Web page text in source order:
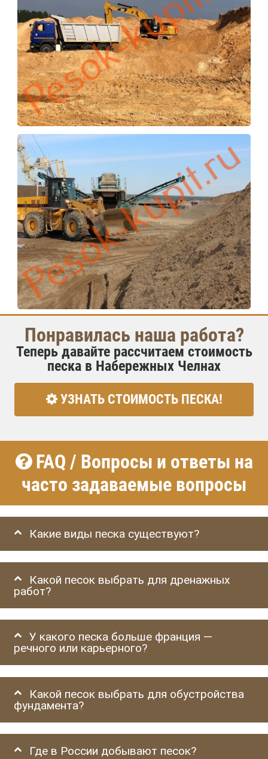
Понравилась наша работа?
Теперь давайте рассчитаем стоимость
песка в Набережных Челнах
УЗНАТЬ СТОИМОСТЬ ПЕСКА!
FAQ / Вопросы и ответы на
часто задаваемые вопросы
Какие виды песка существуют?
Какой песок выбрать для дренажных
работ?
У какого песка больше франция —
речного или карьерного?
Какой песок выбрать для обустройства
фундамента?
Где в России добывают песок?